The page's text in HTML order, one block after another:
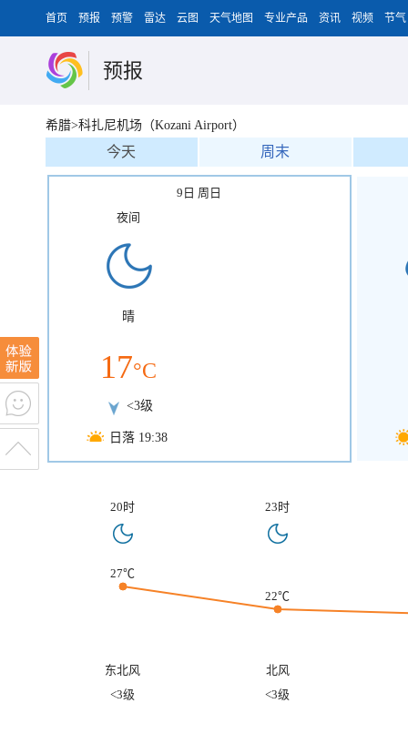
首页 预报 预警 雷达 云图 天气地图 专业产品 资讯 视频 节气
预报
希腊>科扎尼机场（Kozani Airport）
今天 周末
9日 周日
夜间
晴
17°C
<3级
日落 19:38
20时 23时
27℃
22℃
东北风
北风
<3级
<3级